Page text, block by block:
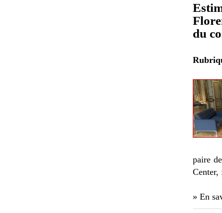
du
paire
Center,
» En